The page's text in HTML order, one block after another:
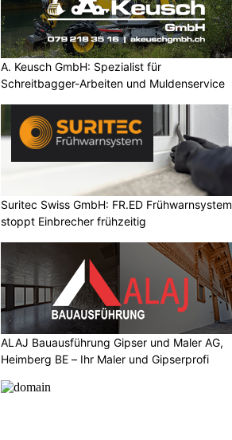
A. Keusch GmbH: Spezialist für
Schreitbagger-Arbeiten und Muldenservice
Suritec Swiss GmbH: FR.ED Frühwarnsystem
stoppt Einbrecher frühzeitig
ALAJ Bauausführung Gipser und Maler AG,
Heimberg BE – Ihr Maler und Gipserprofi